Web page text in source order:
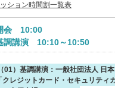
ション時間割一覧表
会 10:00
調講演 10:10～10:50
01）基調講演：一般社団法人 日
クレジットカード・セキュリテ